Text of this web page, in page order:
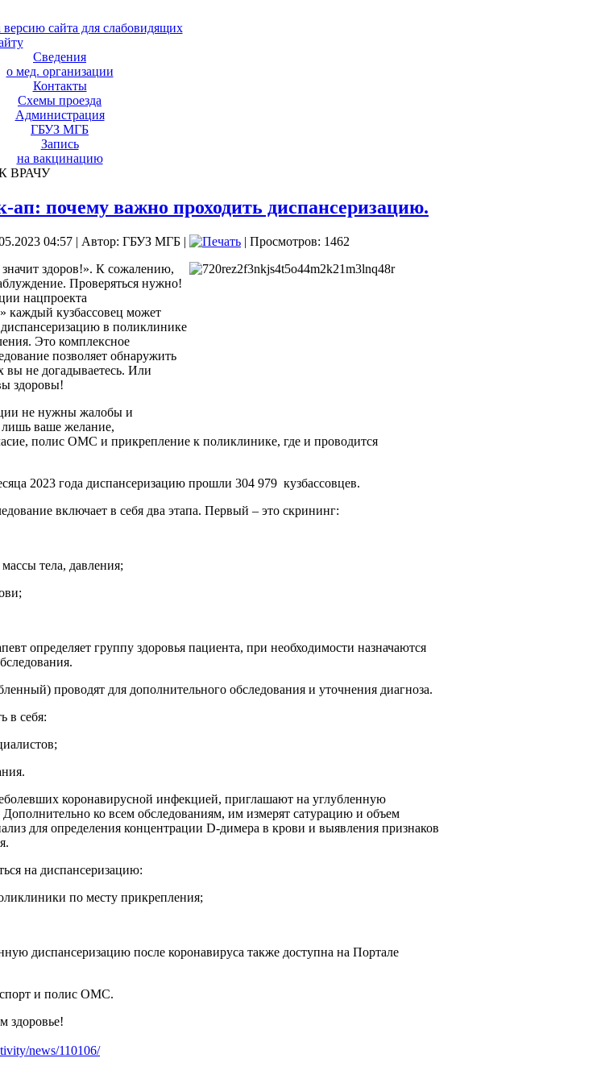
сайта для слабовидящих
Сведения
о мед. организации
Контакты
Схемы проезда
Администрация
ГБУЗ МГБ
Запись
на вакцинацию
ВРАЧУ
почему важно проходить диспансеризацию.
04:57 | Автор: ГБУЗ МГБ |
| Просмотров: 1462
здоров!». К сожалению,
Проверяться нужно!
нацпроекта
каждый кузбассовец может
в поликлинике
Это комплексное
позволяет обнаружить
вы не догадываетесь. Или
здоровы!
не нужны жалобы и
ваше желание,
полис ОМС и прикрепление к поликлинике, где и проводится
2023 года диспансеризацию прошли 304 979 кузбассовцев.
включает в себя два этапа. Первый – это скрининг:
тела, давления;
определяет группу здоровья пациента, при необходимости назначаются
проводят для дополнительного обследования и уточнения диагноза.
в себя:
коронавирусной инфекцией, приглашают на углубленную
ко всем обследованиям, им измерят сатурацию и объем
для определения концентрации D-димера в крови и выявления признаков
на диспансеризацию:
по месту прикрепления;
диспансеризацию после коронавируса также доступна на Портале
и полис ОМС.
здоровье!
news/110106/